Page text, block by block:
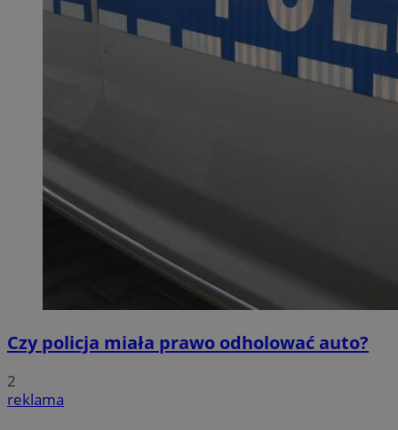
Czy policja miała prawo odholować auto?
2
reklama